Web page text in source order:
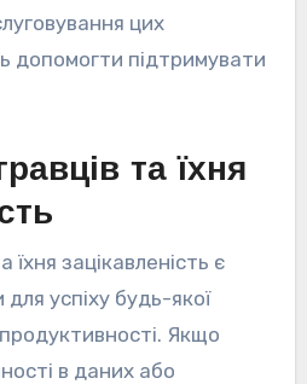
цих
допомогти підтримувати
та їхня
їхня зацікавленість є
успіху будь-якої
продуктивності. Якщо
в даних або